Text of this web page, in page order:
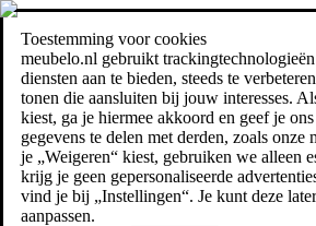
Toestemming voor cookies
meubelo.nl gebruikt
diensten aan te bieden, steeds te
tonen die aansluiten bij jouw interesses.
kiest, ga je hiermee akkoord en geef je
gegevens te delen met derden, zoals onze
je „Weigeren“ kiest, gebruiken we alleen
krijg je geen gepersonaliseerde
vind je bij „Instellingen“. Je kunt deze
aanpassen.
Zoeken
meubel jezelf de beste prijs!meubel jezelf